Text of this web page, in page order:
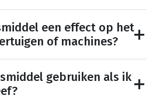
een effect op het
of machines?
gebruiken als ik